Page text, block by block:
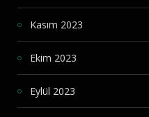
Kasım 2023
Ekim 2023
Eylül 2023